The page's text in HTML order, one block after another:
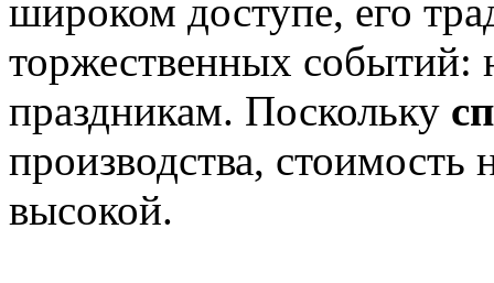
широком доступе, его
торжественных событий:
праздникам. Поскольку
производства, стоимость
высокой.